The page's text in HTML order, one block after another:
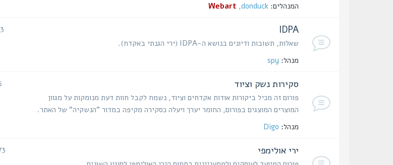
המנהלים: donduck
,
Webart
IDPA
שאלות, תשובות ודיונים בנושא ה-IDPA (ירי הגנתי באקדח).
מנהל: spy
סקירות נשק וציוד
פורום זה מכיל ביקורות אודות אקדחים וציוד, נשמח לקבל חוות דעת מנומקות על מגוון
המוצרים המוצגים בפורום, החומר יערך ויעלה כסקירה מקיפה במדור "הנשקיה" של האתר.
מנהל: Digo
ירי אולימפי